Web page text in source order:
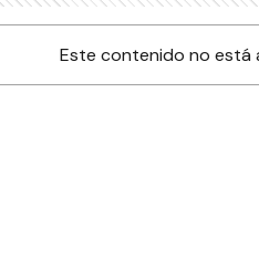
Este contenido no está